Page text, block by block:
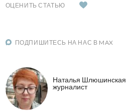
ОЦЕНИТЬ СТАТЬЮ
ПОДПИШИТЕСЬ НА НАС В MAX
Наталья Шлюшинская
журналист